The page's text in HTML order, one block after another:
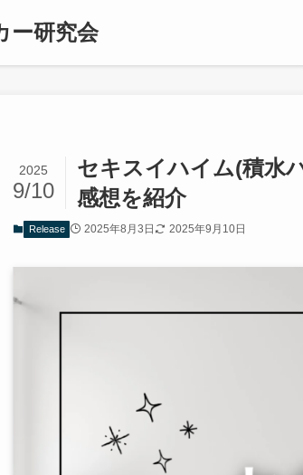
ー研究会
セキスイハイム(積水
感想を紹介
2025
9/10
Release 2025年8月3日 2025年9月10日